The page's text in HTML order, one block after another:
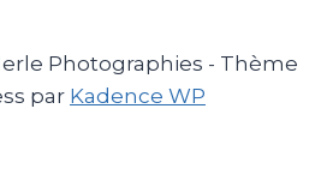
Photographies - Thème
par Kadence WP